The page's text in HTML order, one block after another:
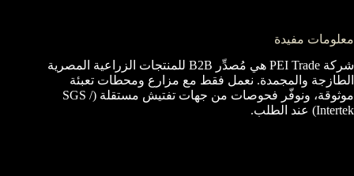
معلومات مفيدة
شركة PEI Trade هي مُصدِّر B2B للمنتجات الزراعية المصرية
الطازجة والمجمدة. نعمل فقط مع مزارع ومحطات تعبئة
موثوقة، ونوفّر فحوصات من جهات تفتيش مستقلة (SGS /
Intertek) عند الطلب.